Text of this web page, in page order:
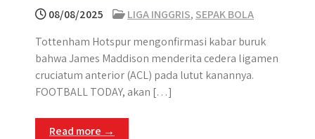
08/08/2025 LIGA INGGRIS, SEPAK BOLA
Tottenham Hotspur mengonfirmasi kabar buruk
bahwa James Maddison menderita cedera ligamen
cruciatum anterior (ACL) pada lutut kanannya.
FOOTBALL TODAY, akan […]
Read more →